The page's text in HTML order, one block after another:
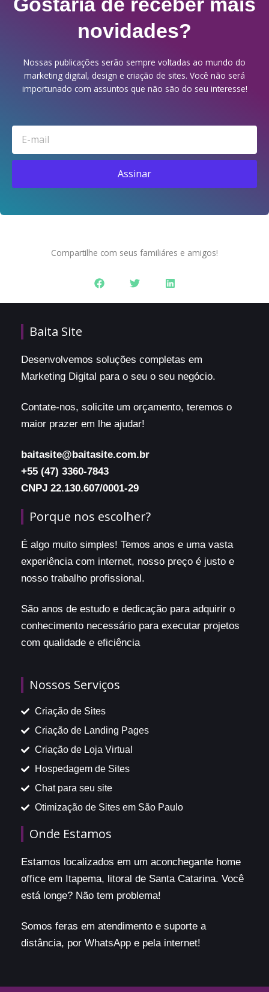
novidades?
Nossas publicações serão sempre voltadas ao mundo do
marketing digital, design e criação de sites. Você não será
importunado com assuntos que não são do seu interesse!
Email
Assinar
Compartilhe com seus familiáres e amigos!
Baita Site
Desenvolvemos soluções completas em
Marketing Digital para o seu o seu negócio.
Contate-nos, solicite um orçamento, teremos o
maior prazer em lhe ajudar!
baitasite@baitasite.com.br
+55 (47) 3360-7843
CNPJ 22.130.607/0001-29
Porque nos escolher?
É algo muito simples! Temos anos e uma vasta
experiência com internet, nosso preço é justo e
nosso trabalho profissional.
São anos de estudo e dedicação para adquirir o
conhecimento necessário para executar projetos
com qualidade e eficiência
Nossos Serviços
Criação de Sites
Criação de Landing Pages
Criação de Loja Virtual
Hospedagem de Sites
Chat para seu site
Otimização de Sites em São Paulo
Onde Estamos
Estamos localizados em um aconchegante home
office em Itapema, litoral de Santa Catarina. Você
está longe? Não tem problema!
Somos feras em atendimento e suporte a
distância, por WhatsApp e pela internet!